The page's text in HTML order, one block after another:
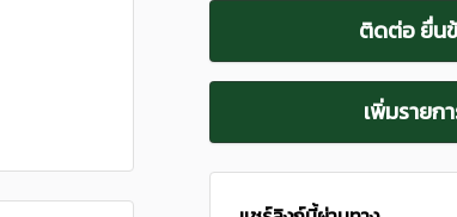
ติดต่อ ยื่น
เพิ่มรายก